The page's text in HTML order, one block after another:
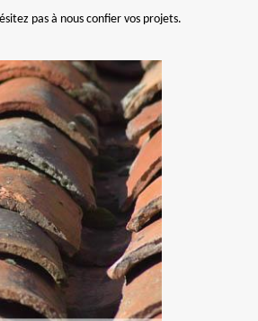
pas à nous confier vos projets.